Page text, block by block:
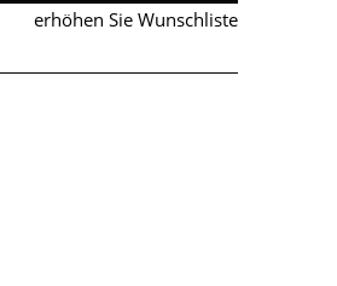
erhöhen Sie Wunschliste